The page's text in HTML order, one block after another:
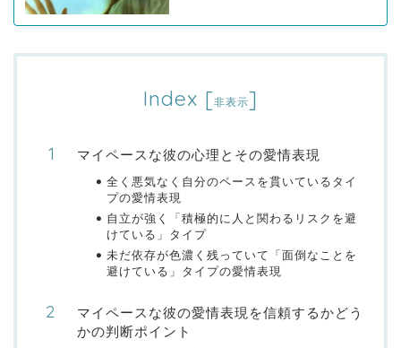
Index [非表示]
マイペースな彼の心理とその愛情表現
全く悪気なく自分のペースを貫いているタイ
プの愛情表現
自立が強く「積極的に人と関わるリスクを避
けている」タイプ
未だ依存が色濃く残っていて「面倒なことを
避けている」タイプの愛情表現
マイペースな彼の愛情表現を信頼するかどう
かの判断ポイント